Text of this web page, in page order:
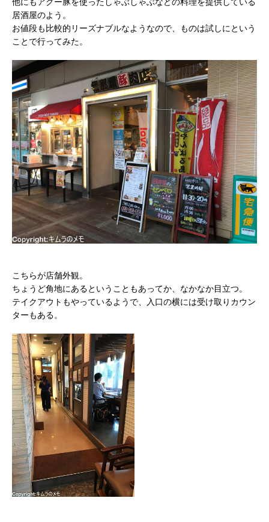
居酒屋のよう。
お値段も比較的リーズナブルなようなので、ものは試しにという
ことで行ってみた。
こちらが店舗外観。
ちょうど角地にあるということもあってか、なかなか目立つ。
テイクアウトもやっているようで、入口の横には受け取りカウン
ターもある。